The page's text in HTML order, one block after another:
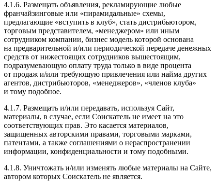
4.1.6. Размещать объявления, рекламирующие любые
франчайзинговые или «пирамидальные» схемы,
предлагающие «вступить в клуб», стать дистрибьютором,
торговым представителем, «менеджером» или иным
сотрудником компании, бизнес модель которой основана
на предварительной и/или периодической передаче денежных
средств от нижестоящих сотрудников вышестоящим,
подразумевающую оплату труда только в виде процента
от продаж и/или требующую привлечения или найма других
агентов, дистрибьюторов, «менеджеров», «членов клуба»
и тому подобное.
4.1.7. Размещать и/или передавать, используя Сайт,
материалы, в случае, если Соискатель не имеет на это
соответствующих прав. Это касается материалов,
защищенных авторскими правами, торговыми марками,
патентами, а также соглашениями о нераспространении
информации, конфиденциальности и тому подобными.
4.1.8. Уничтожать и/или изменять любые материалы на Сайте,
автором которых Соискатель не является.